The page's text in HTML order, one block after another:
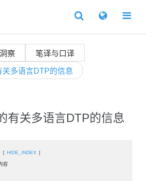
察 笔译与口译
多语言DTP的信息
有关多语言DTP的信息
[ HIDE_INDEX ]
容